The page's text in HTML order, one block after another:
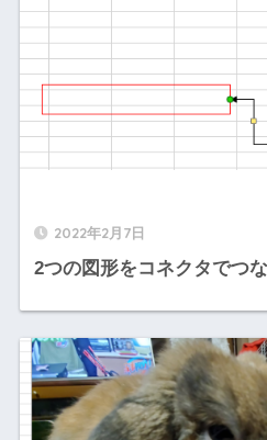
2022年2月7日
2つの図形をコネクタでつ